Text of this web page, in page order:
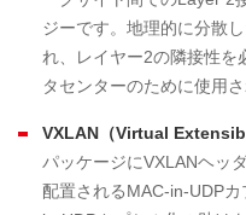
ジーです。地理的に分散
れ、レイヤー2の隣接性を
タセンターのために使用さ
VXLAN （Virtual
パッケージにVXLANヘッ
配置されるMAC-in-UDP